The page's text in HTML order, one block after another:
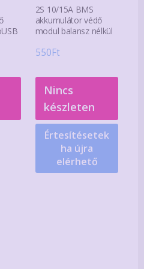
2S 10/15A BMS
akkumulátor védő
modul balansz nélkül
550Ft
Nincs
készleten
Értesítésetek
ha újra
elérhető